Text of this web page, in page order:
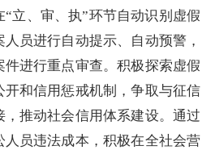
立、审、执”环节自动识别虚假
员进行自动提示、自动预警，
进行重点审查。积极探索虚假
和信用惩戒机制，争取与征信
推动社会信用体系建设。通过
员违法成本，积极在全社会营